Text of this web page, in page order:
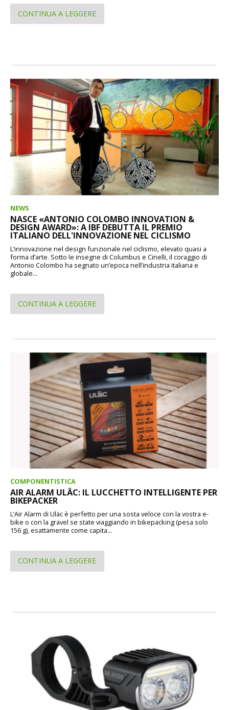
CONTINUA A LEGGERE
NEWS
NASCE «ANTONIO COLOMBO INNOVATION &
DESIGN AWARD»: A IBF DEBUTTA IL PREMIO
ITALIANO DELL'INNOVAZIONE NEL CICLISMO
L’innovazione nel design funzionale nel ciclismo, elevato quasi a
forma d’arte. Sotto le insegne di Columbus e Cinelli, il coraggio di
Antonio Colombo ha segnato un’epoca nell’industria italiana e
globale...
CONTINUA A LEGGERE
COMPONENTISTICA
AIR ALARM ULÄC: IL LUCCHETTO INTELLIGENTE PER
BIKEPACKER
L’Air Alarm di Uläc è perfetto per una sosta veloce con la vostra e-
bike o con la gravel se state viaggiando in bikepacking (pesa solo
156 g), esattamente come capita...
CONTINUA A LEGGERE